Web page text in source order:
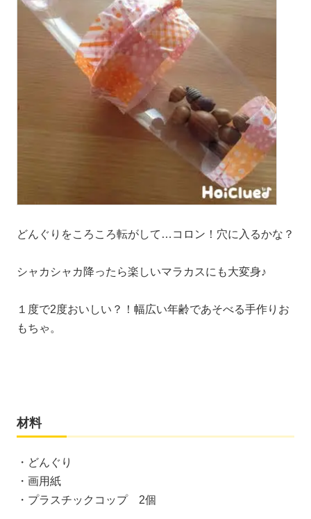
どんぐりをころころ転がして…コロン！穴に入るかな？
シャカシャカ降ったら楽しいマラカスにも大変身♪
１度で2度おいしい？！幅広い年齢であそべる手作りお
もちゃ。
材料
・どんぐり
・画用紙
・プラスチックコップ 2個